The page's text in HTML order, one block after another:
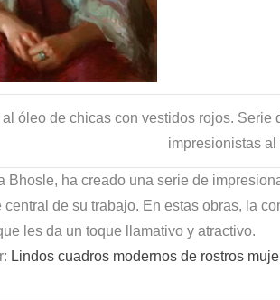
óleo de chicas con vestidos rojos. Serie
impresionistas al
Bhosle, ha creado una serie de
central de su trabajo. En estas obras, la
les da un toque llamativo y atractivo.
Lindos cuadros modernos de rostros